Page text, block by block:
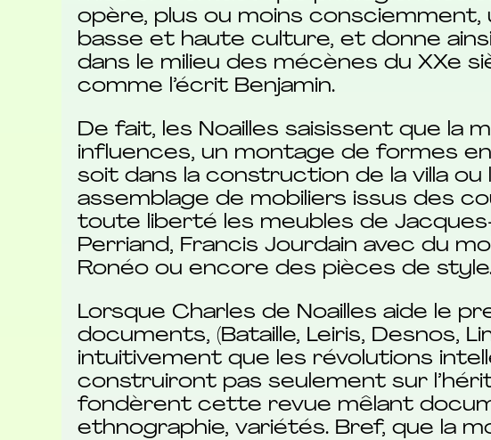
opère, plus ou moins
basse et haute culture, et donne
dans le milieu des mécènes du XXe
comme l’écrit Benjamin.
De fait, les Noailles saisissent que la
influences, un montage de formes
soit dans la construction de la villa ou
assemblage de mobiliers issus des
toute liberté les meubles de
Perriand, Francis Jourdain avec du
Ronéo ou encore des pièces de
Lorsque Charles de Noailles aide le
documents, (Bataille, Leiris, Desnos,
intuitivement que les révolutions
construiront pas seulement sur
fondèrent cette revue mêlant
ethnographie, variétés. Bref, que la